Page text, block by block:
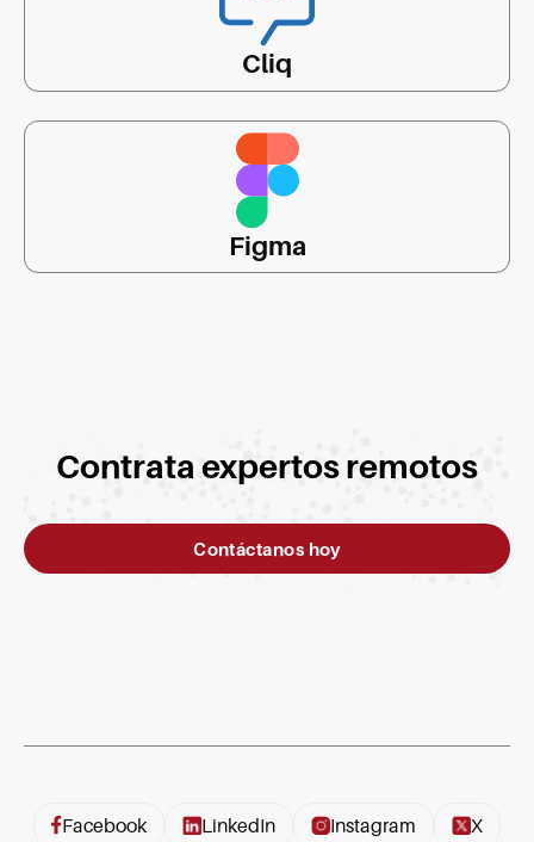
Cliq
Figma
Contrata expertos remotos
Contáctanos hoy
Facebook LinkedIn Instagram X